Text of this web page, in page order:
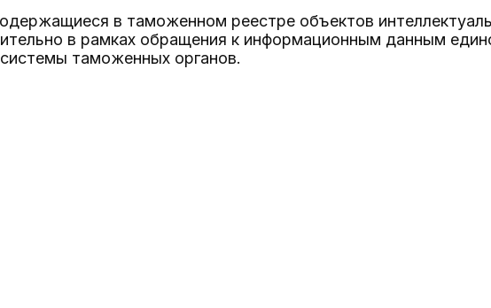
в таможенном реестре объектов
в рамках обращения к информационным данным
таможенных органов.